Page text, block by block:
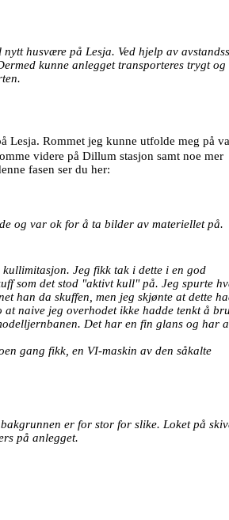
husvære på Lesja. Ved hjelp av
kunne anlegget transporteres trygt og
Lesja. Rommet jeg kunne utfolde meg på
videre på Dillum stasjon samt noe mer
fasen ser du her:
og var ok for å ta bilder av materiellet på.
Jeg fikk tak i dette i en god
som det stod "aktivt kull" på. Jeg spurte
han da skuffen, men jeg skjønte at dette
naive jeg overhodet ikke hadde tenkt å
Det har en fin glans og har
gang fikk, en VI-maskin av den såkalte
er for stor for slike. Loket på
på anlegget.